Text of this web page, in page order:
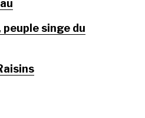
peuple singe du